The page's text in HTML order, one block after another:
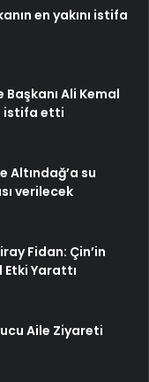
en yakını istifa
Ali Kemal
istifa etti
Altındağ’a su
verilecek
Fidan: Çin’in
Etki Yarattı
Aile Ziyareti